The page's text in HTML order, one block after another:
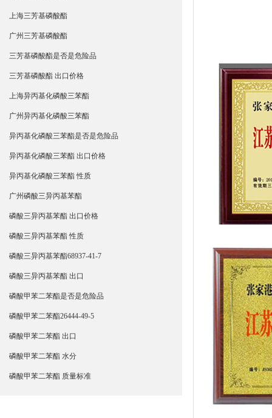
上海三芳基磷酸酯
广州三芳基磷酸酯
三芳基磷酸酯是否是危险品
三芳基磷酸酯 出口价格
上海异丙基化磷酸三苯酯
广州异丙基化磷酸三苯酯
异丙基化磷酸三苯酯是否是危险品
异丙基化磷酸三苯酯 出口价格
异丙基化磷酸三苯酯 性质
广州磷酸三异丙基苯酯
磷酸三异丙基苯酯 出口价格
磷酸三异丙基苯酯 性质
磷酸三异丙基苯酯68937-41-7
磷酸三异丙基苯酯 出口
磷酸甲苯二苯酯是否是危险品
磷酸甲苯二苯酯26444-49-5
磷酸甲苯二苯酯 出口
磷酸甲苯二苯酯 水分
磷酸甲苯二苯酯 质量标准